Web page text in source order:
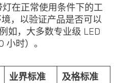
在正常使用条件下的工
，以验证产品是否可以
如，大多数专业级 LED
时）。
业界标准 及格标准